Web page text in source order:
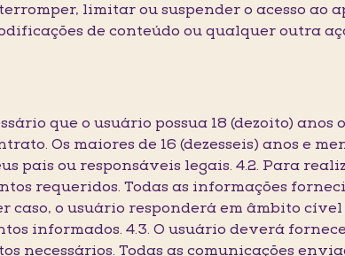
limitar ou suspender o acesso ao
de conteúdo ou qualquer outra
que o usuário possua 18 (dezoito) anos
Os maiores de 16 (dezesseis) anos e
pais ou responsáveis legais. 4.2. Para
requeridos. Todas as informações
caso, o usuário responderá em âmbito
informados. 4.3. O usuário deverá
necessários. Todas as comunicações